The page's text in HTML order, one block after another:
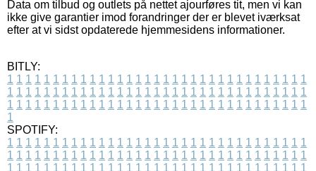
Data om tilbud og outlets på nettet ajourføres tit, men vi kan
ikke give garantier imod forandringer der er blevet iværksat
efter at vi sidst opdaterede hjemmesidens informationer.
BITLY:
1 1 1 1 1 1 1 1 1 1 1 1 1 1 1 1 1 1 1 1 1 1 1 1 1 1 1 1 1 1 1 1 1
1 1 1 1 1 1 1 1 1 1 1 1 1 1 1 1 1 1 1 1 1 1 1 1 1 1 1 1 1 1 1 1 1
1 1 1 1 1 1 1 1 1 1 1 1 1 1 1 1 1 1 1 1 1 1 1 1 1 1 1 1 1 1 1 1 1
1
SPOTIFY:
1 1 1 1 1 1 1 1 1 1 1 1 1 1 1 1 1 1 1 1 1 1 1 1 1 1 1 1 1 1 1 1 1
1 1 1 1 1 1 1 1 1 1 1 1 1 1 1 1 1 1 1 1 1 1 1 1 1 1 1 1 1 1 1 1 1
1 1 1 1 1 1 1 1 1 1 1 1 1 1 1 1 1 1 1 1 1 1 1 1 1 1 1 1 1 1 1 1 1